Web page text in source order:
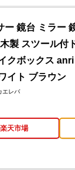
ー 鏡台 ミラー
製 スツール付
クボックス
イト ブラウン
エレバ
楽天市場